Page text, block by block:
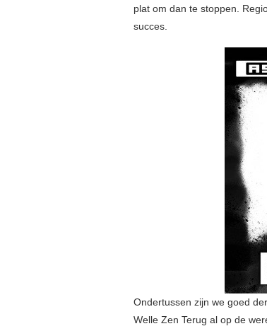
plat om dan te stoppen.
succes.
Ondertussen zijn we goed
Welle Zen Terug al op de